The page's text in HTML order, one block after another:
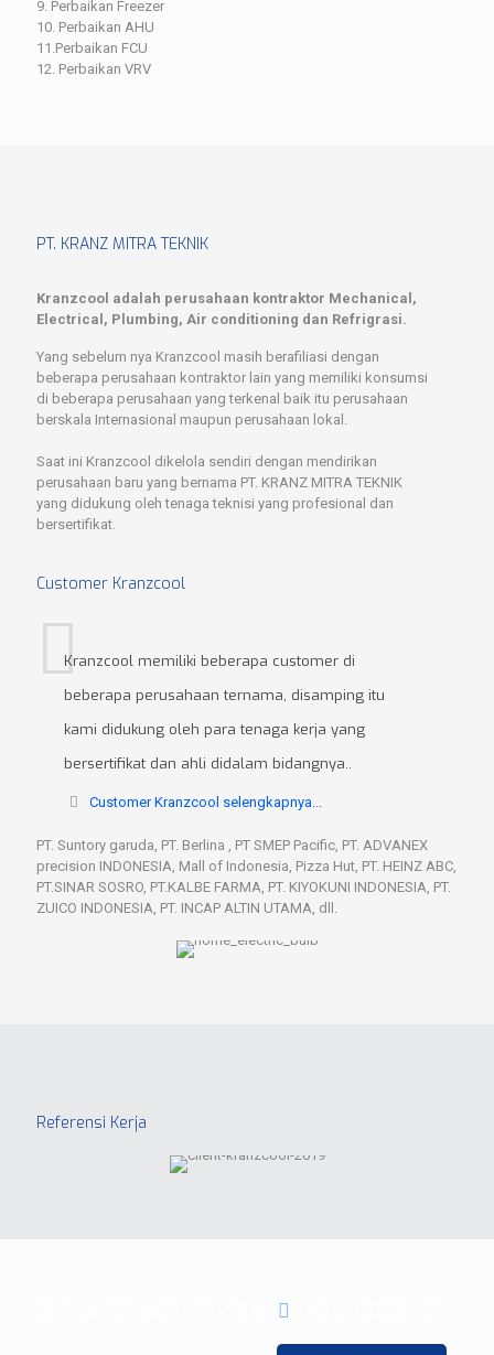
9. Perbaikan Freezer
10. Perbaikan AHU
11.Perbaikan FCU
12. Perbaikan VRV
PT. KRANZ MITRA TEKNIK
Kranzcool adalah perusahaan kontraktor Mechanical,
Electrical, Plumbing, Air conditioning dan Refrigrasi.
Yang sebelum nya Kranzcool masih berafiliasi dengan
beberapa perusahaan kontraktor lain yang memiliki konsumsi
di beberapa perusahaan yang terkenal baik itu perusahaan
berskala Internasional maupun perusahaan lokal.
Saat ini Kranzcool dikelola sendiri dengan mendirikan
perusahaan baru yang bernama PT. KRANZ MITRA TEKNIK
yang didukung oleh tenaga teknisi yang profesional dan
bersertifikat.
Customer Kranzcool
Kranzcool memiliki beberapa customer di
beberapa perusahaan ternama, disamping itu
kami didukung oleh para tenaga kerja yang
bersertifikat dan ahli didalam bidangnya..
Customer Kranzcool selengkapnya...
PT. Suntory garuda, PT. Berlina , PT SMEP Pacific, PT. ADVANEX
precision INDONESIA, Mall of Indonesia, Pizza Hut, PT. HEINZ ABC,
PT.SINAR SOSRO, PT.KALBE FARMA, PT. KIYOKUNI INDONESIA, PT.
ZUICO INDONESIA, PT. INCAP ALTIN UTAMA, dll.
Referensi Kerja